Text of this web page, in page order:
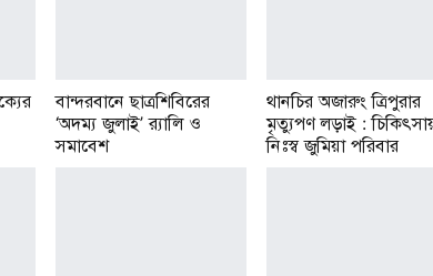
বান্দরবানে ছাত্রশিবিরের
‘অদম্য জুলাই’ র‌্যালি ও
সমাবেশ
থানচির অজারুং ত্রিপুরার
মৃত্যুপণ লড়াই :
নিঃস্ব জুমিয়া পরিবার